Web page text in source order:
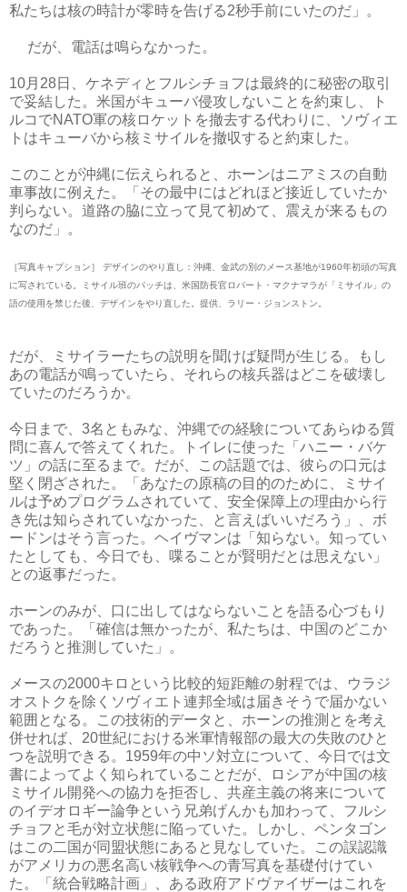
私たちは核の時計が零時を告げる2秒手前にいたのだ」。
だが、電話は鳴らなかった。
10月28日、ケネディとフルシチョフは最終的に秘密の取引
で妥結した。米国がキューバ侵攻しないことを約束し、ト
ルコでNATO軍の核ロケットを撤去する代わりに、ソヴィエ
トはキューバから核ミサイルを撤収すると約束した。
このことが沖縄に伝えられると、ホーンはニアミスの自動
車事故に例えた。「その最中にはどれほど接近していたか
判らない。道路の脇に立って見て初めて、震えが来るもの
なのだ」。
［写真キャプション］ デザインのやり直し：沖縄、金武の別のメース基地が1960年初頭の写真
に写されている。ミサイル班のパッチは、米国防長官ロバート・マクナマラが「ミサイル」の
語の使用を禁じた後、デザインをやり直した。提供、ラリー・ジョンストン。
だが、ミサイラーたちの説明を聞けば疑問が生じる。もし
あの電話が鳴っていたら、それらの核兵器はどこを破壊し
ていたのだろうか。
今日まで、3名ともみな、沖縄での経験についてあらゆる質
問に喜んで答えてくれた。トイレに使った「ハニー・バケ
ツ」の話に至るまで。だが、この話題では、彼らの口元は
堅く閉ざされた。「あなたの原稿の目的のために、ミサイ
ルは予めプログラムされていて、安全保障上の理由から行
き先は知らされていなかった、と言えばいいだろう」、ボ
ードンはそう言った。ヘイヴマンは「知らない。知ってい
たとしても、今日でも、喋ることが賢明だとは思えない」
との返事だった。
ホーンのみが、口に出してはならないことを語る心づもり
であった。「確信は無かったが、私たちは、中国のどこか
だろうと推測していた」。
メースの2000キロという比較的短距離の射程では、ウラジ
オストクを除くソヴィエト連邦全域は届きそうで届かない
範囲となる。この技術的データと、ホーンの推測とを考え
併せれば、20世紀における米軍情報部の最大の失敗のひと
つを説明できる。1959年の中ソ対立について、今日では文
書によってよく知られていることだが、ロシアが中国の核
ミサイル開発への協力を拒否し、共産主義の将来について
のイデオロギー論争という兄弟げんかも加わって、フルシ
チョフと毛が対立状態に陥っていた。しかし、ペンタゴン
はこの二国が同盟状態にあると見なしていた。この誤認識
がアメリカの悪名高い核戦争への青写真を基礎付けてい
た。「統合戦略計画」、ある政府アドヴァイザーはこれを